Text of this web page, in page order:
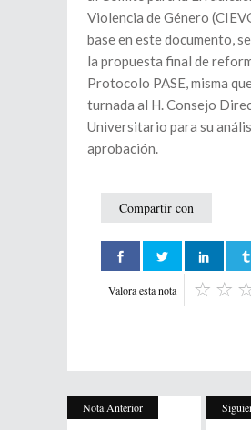
Violencia de Género
base en este documento,
la propuesta final de
Protocolo PASE, misma
turnada al H. Consejo
Universitario para su
aprobación.
Compartir con
Valora esta nota
Nota Anterior